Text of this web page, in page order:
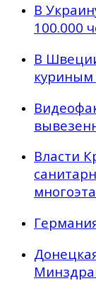
В
100.000
В
Власти